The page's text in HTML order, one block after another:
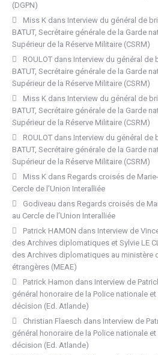
(DGPN)
Miss K dans Interview du général de
BATUT, Secrétaire générale de la Garde
Supérieur de la Réserve Militaire (CSRM)
ROULOT dans Interview du général de
BATUT, Secrétaire générale de la Garde
Supérieur de la Réserve Militaire (CSRM)
Miss K dans Interview du général de
BATUT, Secrétaire générale de la Garde
Supérieur de la Réserve Militaire (CSRM)
ROULOT dans Interview du général de
BATUT, Secrétaire générale de la Garde
Supérieur de la Réserve Militaire (CSRM)
Miss K dans Regards croisés de
Cercle de l’Union Interalliée
Godiveau dans Regards croisés de
au Cercle de l’Union Interalliée
Patrick HAMON dans Interview de
des Archives diplomatiques et Sylvie LE
des Archives diplomatiques au ministère
étrangères (MEAE)
Patrick Hamon dans Interview de
général honoraire de la Police nationale
décision (Ed. Atlande)
Christian Flaesch dans Interview de
général honoraire de la Police nationale
décision (Ed. Atlande)